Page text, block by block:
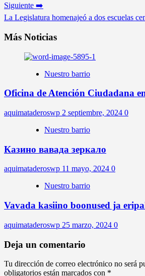
Siguiente ➡️
La Legislatura homenajeó a dos escuelas
Más Noticias
Nuestro barrio
Oficina de Atención Ciudadana
aquimataderoswp 2 septiembre, 2024 0
Nuestro barrio
Казино вавада зеркало
aquimataderoswp 11 mayo, 2024 0
Nuestro barrio
Vavada kasiino boonused ja
aquimataderoswp 25 marzo, 2024 0
Deja un comentario
Tu dirección de correo electrónico no será
obligatorios están marcados con *